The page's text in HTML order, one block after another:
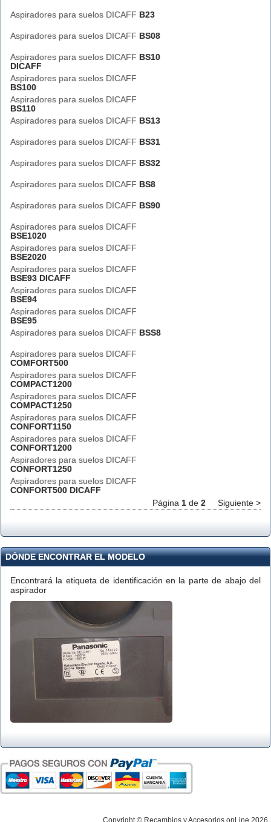
Aspiradores para suelos DICAFF B23
Aspiradores para suelos DICAFF BS08
Aspiradores para suelos DICAFF BS10
DICAFF
Aspiradores para suelos DICAFF
BS100
Aspiradores para suelos DICAFF
BS110
Aspiradores para suelos DICAFF BS13
Aspiradores para suelos DICAFF BS31
Aspiradores para suelos DICAFF BS32
Aspiradores para suelos DICAFF BS8
Aspiradores para suelos DICAFF BS90
Aspiradores para suelos DICAFF
BSE1020
Aspiradores para suelos DICAFF
BSE2020
Aspiradores para suelos DICAFF
BSE93 DICAFF
Aspiradores para suelos DICAFF
BSE94
Aspiradores para suelos DICAFF
BSE95
Aspiradores para suelos DICAFF BSS8
Aspiradores para suelos DICAFF
COMFORT500
Aspiradores para suelos DICAFF
COMPACT1200
Aspiradores para suelos DICAFF
COMPACT1250
Aspiradores para suelos DICAFF
CONFORT1150
Aspiradores para suelos DICAFF
CONFORT1200
Aspiradores para suelos DICAFF
CONFORT1250
Aspiradores para suelos DICAFF
CONFORT500 DICAFF
Página 1 de 2 Siguiente >
DÓNDE ENCONTRAR EL MODELO
Encontrará la etiqueta de identificación en la parte de abajo del
aspirador
Copyright © Recambios y Accesorios onLine 2026